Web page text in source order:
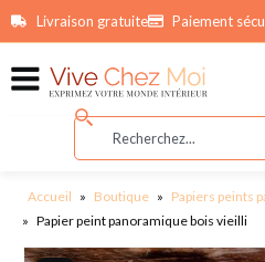
principalLivraison gratuite Paiement
Accueil » Boutique » Papiers peints
» Papier peint panoramique bois vieilli